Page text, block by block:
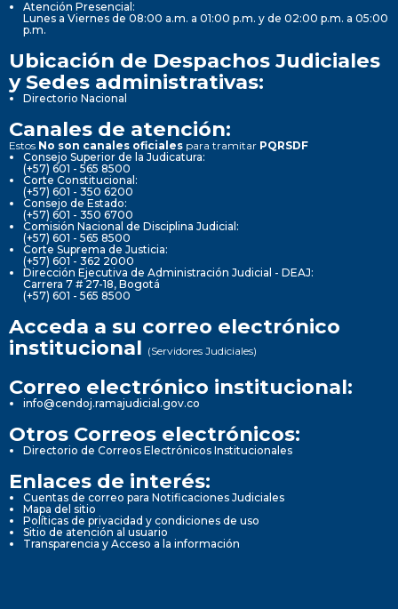
Atención Presencial:
Lunes a Viernes de 08:00 a.m. a 01:00 p.m. y de 02:00 p.m. a 05:00
p.m.
Ubicación de Despachos Judiciales
y Sedes administrativas:
Directorio Nacional
Canales de atención:
Estos No son canales oficiales para tramitar PQRSDF
Consejo Superior de la Judicatura:
(+57) 601 - 565 8500
Corte Constitucional:
(+57) 601 - 350 6200
Consejo de Estado:
(+57) 601 - 350 6700
Comisión Nacional de Disciplina Judicial:
(+57) 601 - 565 8500
Corte Suprema de Justicia:
(+57) 601 - 362 2000
Dirección Ejecutiva de Administración Judicial - DEAJ:
Carrera 7 # 27-18, Bogotá
(+57) 601 - 565 8500
Acceda a su correo electrónico
institucional (Servidores Judiciales)
Correo electrónico institucional:
info@cendoj.ramajudicial.gov.co
Otros Correos electrónicos:
Directorio de Correos Electrónicos Institucionales
Enlaces de interés:
Cuentas de correo para Notificaciones Judiciales
Mapa del sitio
Políticas de privacidad y condiciones de uso
Sitio de atención al usuario
Transparencia y Acceso a la información